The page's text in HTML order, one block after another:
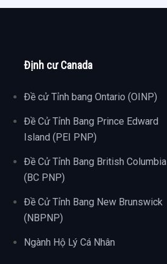
Định cư Canada
Đề cử Tỉnh bang Ontario (OINP)
Đề Cử Tỉnh Bang Prince Edward
Island (PEI PNP)
Đề Cử Tỉnh Bang British Columbia
(BC PNP)
Đề Cử Tỉnh Bang New Brunswick
(NBPNP)
Ngành Hộ Lý Cá Nhân